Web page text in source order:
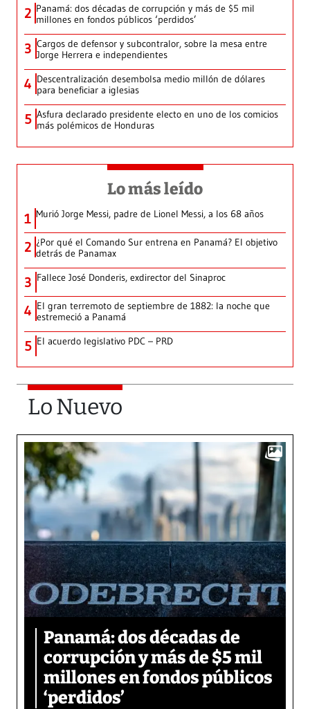
2 Panamá: dos décadas de corrupción y más de $5 mil
millones en fondos públicos ‘perdidos’
3 Cargos de defensor y subcontralor, sobre la mesa entre
Jorge Herrera e independientes
4 Descentralización desembolsa medio millón de dólares
para beneficiar a iglesias
5 Asfura declarado presidente electo en uno de los comicios
más polémicos de Honduras
Lo más leído
1 Murió Jorge Messi, padre de Lionel Messi, a los 68 años
2 ¿Por qué el Comando Sur entrena en Panamá? El objetivo
detrás de Panamax
3 Fallece José Donderis, exdirector del Sinaproc
4 El gran terremoto de septiembre de 1882: la noche que
estremeció a Panamá
5 El acuerdo legislativo PDC – PRD
Lo Nuevo
Panamá: dos décadas de
corrupción y más de $5 mil
millones en fondos públicos
‘perdidos’